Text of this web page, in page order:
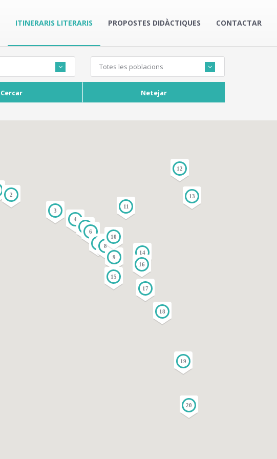
ITINERARIS LITERARIS PROPOSTES DIDÀCTIQUES CONTACTAR
Totes les poblacions
Cercar Netejar
2
3
4
5
6
7
8
9
10
11
12
13
14
15
16
17
18
19
20